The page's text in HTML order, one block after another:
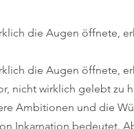
die Augen öffnete,
die Augen öffnete,
nicht wirklich gelebt zu
Ambitionen und die
Inkarnation bedeutet.